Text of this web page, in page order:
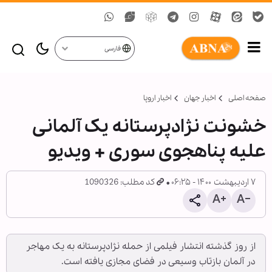
فارسی
صفحه اصلی اخبار جهان اخبار اروپا
خشونت نژادپرستانه یک آلمانی
علیه پناهجوی سوری + ویدیو
۷ اردیبهشت ۱۴۰۰ - ۰۶:۲۵ کد مطلب: 1090326
از روز گذشته انتشار فیلمی از حمله نژادپرستانه به یک مهاجر
در آلمان بازتاب وسیعی در فضای مجازی یافته است.